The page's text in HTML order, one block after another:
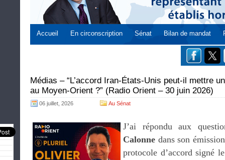
Accueil En circonscription Sénat Bilan de mandat
Médias – “L’accord Iran-États-Unis peut-il mettre
au Moyen-Orient ?” (Radio Orient – 30 juin 2026)
06 juillet, 2026 Au Sénat
J’ai répondu aux
Calonne dans son
protocole d’accord signé